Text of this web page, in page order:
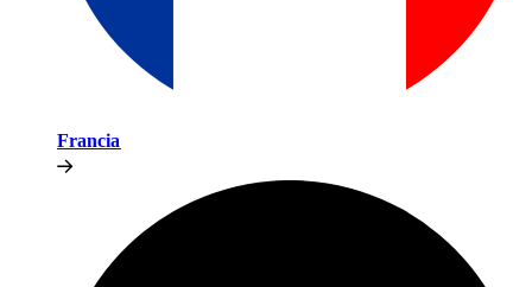
Francia​​